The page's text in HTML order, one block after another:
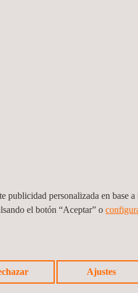
personalizada en base
el botón “Aceptar” o
Ajustes